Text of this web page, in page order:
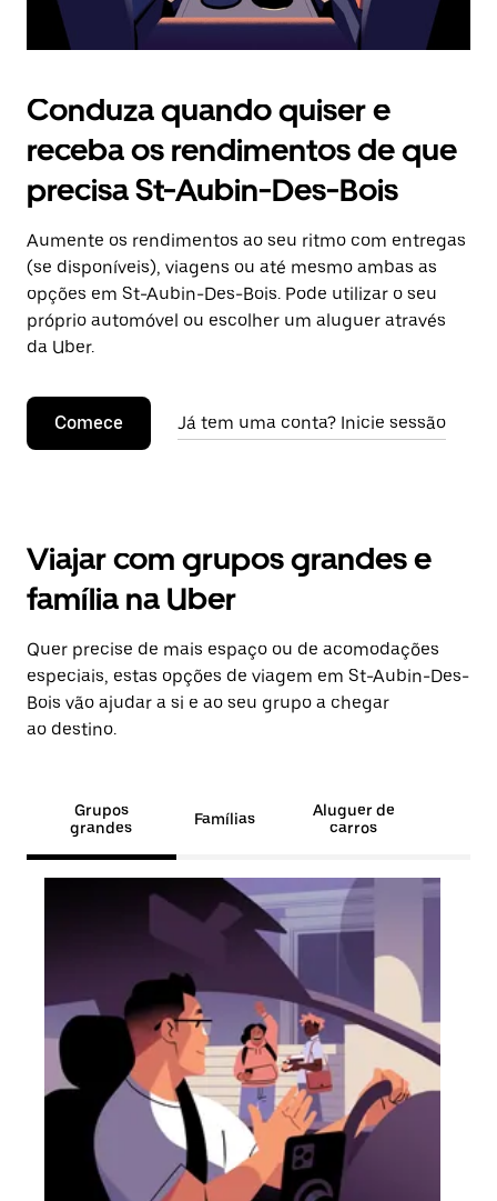
Conduza quando quiser e
receba os rendimentos de que
precisa St-Aubin-Des-Bois
Aumente os rendimentos ao seu ritmo com entregas
(se disponíveis), viagens ou até mesmo ambas as
opções em St-Aubin-Des-Bois. Pode utilizar o seu
próprio automóvel ou escolher um aluguer através
da Uber.
Comece Já tem uma conta? Inicie sessão
Viajar com grupos grandes e
família na Uber
Quer precise de mais espaço ou de acomodações
especiais, estas opções de viagem em St-Aubin-Des-
Bois vão ajudar a si e ao seu grupo a chegar
ao destino.
Grupos
grandes
Famílias
Aluguer de
carros